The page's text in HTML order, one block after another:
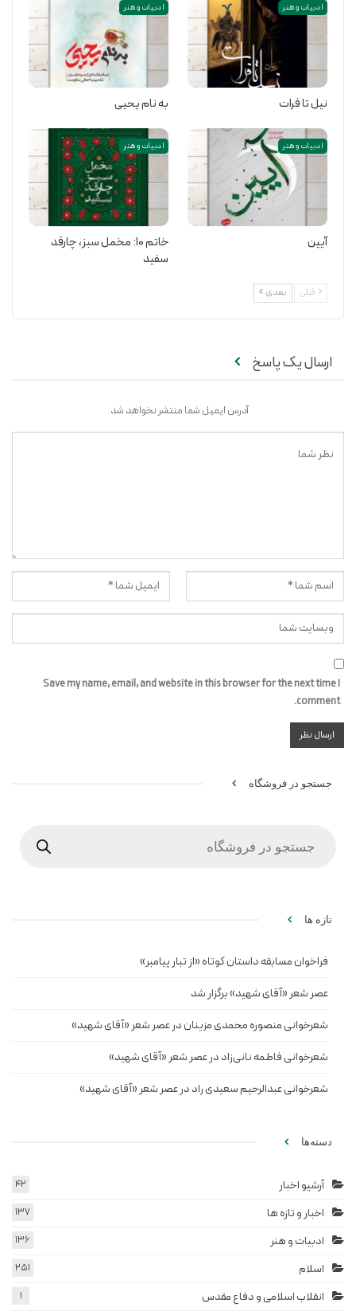
ادبیات و هنر
نیل تا فرات
ادبیات و هنر
به نام یحیی
ادبیات و هنر
آیین
ادبیات و هنر
خاتم ۱۰: مخمل سبز،‌ چارقد
سفید
قبلی بعدی
ارسال یک پاسخ
آدرس ایمیل شما منتشر نخواهد شد.
Save my name, email, and website in this browser for the next time I
comment.
جستجو در فروشگاه
تازه ها
فراخوان مسابقه داستان کوتاه «از تبار پیامبر»
عصر شعر «آقای شهید» برگزار شد
شعرخوانی منصوره محمدی مزینان در عصر شعر «آقای شهید»
شعرخوانی فاطمه نانی‌زاد در عصر شعر «آقای شهید»
شعرخوانی عبدالرحیم سعیدی راد در عصر شعر «آقای شهید»
دسته‌ها
آرشیو اخبار 42
اخبار و تازه ها 137
ادبیات و هنر 136
اسلام 251
انقلاب اسلامی و دفاع مقدس 1